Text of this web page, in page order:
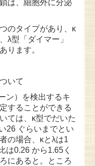
は、細胞外に分泌
のタイプがあり、κ
λ型「ダイマー」
ります。
いて
ン）を検出するキ
することができる
ては、κ型でだいた
26 ぐらいまでとい
の場合、κとλは1
は0.26 から1.65く
にあると。ところ